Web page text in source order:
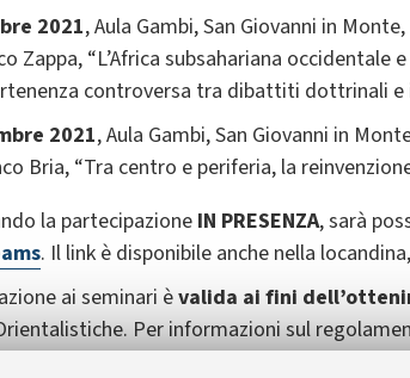
2021, Aula Gambi, San Giovanni in
Zappa, “L’Africa subsahariana
controversa tra dibattiti dottrinali
2021, Aula Gambi, San Giovanni in
Bria, “Tra centro e periferia, la
la partecipazioneIN PRESENZA, sarà
. Il link è disponibile anche nella
ai seminari èvalida ai fini
Per informazioni sul